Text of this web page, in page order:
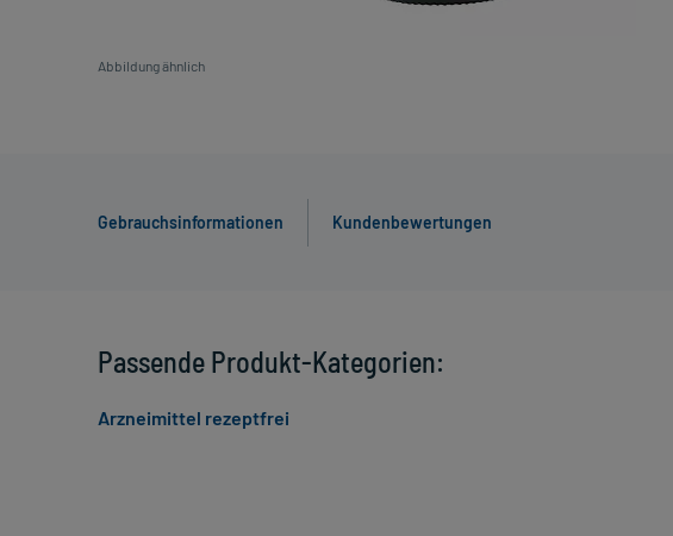
Abbildung ähnlich
Gebrauchsinformationen Kundenbewertungen
Passende Produkt-Kategorien:
Arzneimittel rezeptfrei